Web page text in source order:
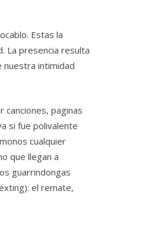
Estas la
La presencia resulta
nuestra intimidad
paginas
si fue polivalente
cualquier
que llegan a
guarrindongas
el remate,